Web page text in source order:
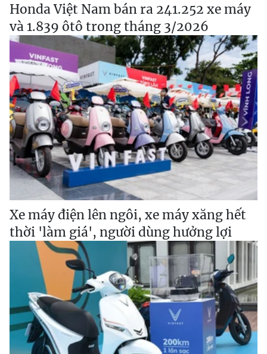
Honda Việt Nam bán ra 241.252 xe máy
và 1.839 ôtô trong tháng 3/2026
Xe máy điện lên ngôi, xe máy xăng hết
thời 'làm giá', người dùng hưởng lợi